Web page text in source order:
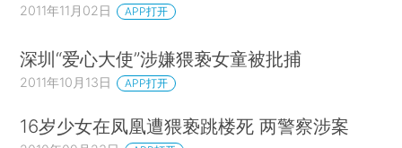
2011年11月02日 APP打开
深圳“爱心大使”涉嫌猥亵女童被批捕
2011年10月13日 APP打开
16岁少女在凤凰遭猥亵跳楼死 两警察涉案